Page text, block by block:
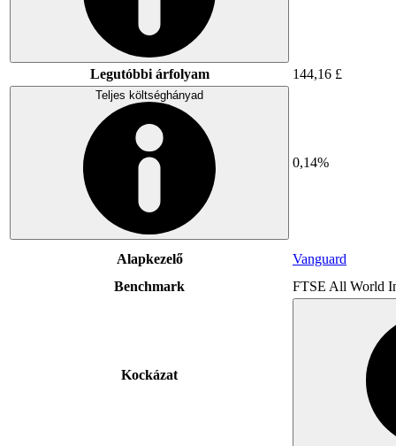
Legutóbbi árfolyam 144,16 £
Teljes költséghányad
0,14%
Alapkezelő
Vanguard
Benchmark
FTSE All World
Kockázat